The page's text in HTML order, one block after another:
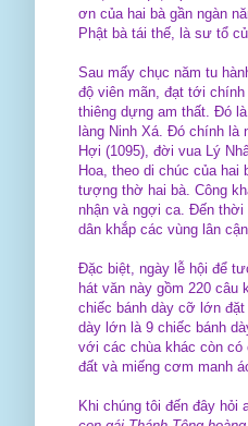
ơn của hai bà gần ngàn
Phật bà tái thế, là sư tổ
Sau mấy chục năm tu
độ viên mãn, đạt tới
thiêng dựng am thất. Đó
làng Ninh Xá. Đó chính là
Hợi (1095), đời vua Lý
Hoa, theo di chúc của
tượng thờ hai bà. Công
nhận và ngợi ca. Đến thời
dân khắp các vùng lân
Đặc biệt, ngày lễ hội để
hát văn này gồm 220
chiếc bánh dày cỡ lớn
dày lớn là 9 chiếc bánh
với các chùa khác còn có
đất và miếng cơm manh
Khi chúng tôi đến đây hỏi